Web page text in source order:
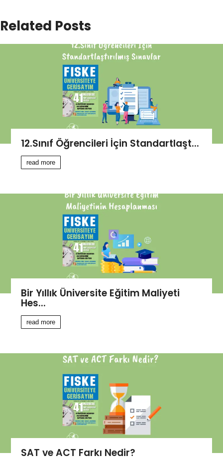
Related Posts
12.Sınıf Öğrencileri İçin Standartlaşt...
read more
Bir Yıllık Üniversite Eğitim Maliyeti
Hes...
read more
SAT ve ACT Farkı Nedir?